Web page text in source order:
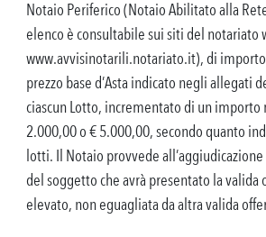
Notaio Periferico (Notaio Abilitato alla
elenco è consultabile sui siti del notariato
www.avvisinotarili.notariato.it), di
prezzo base d’Asta indicato negli allegati
ciascun Lotto, incrementato di un
2.000,00 o € 5.000,00, secondo quanto
lotti. Il Notaio provvede
del soggetto che avrà presentato la valida
elevato, non eguagliata da altra valida